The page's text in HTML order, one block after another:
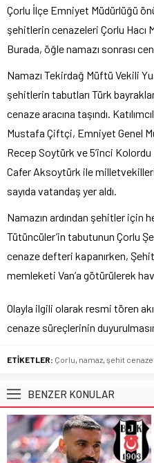
Çorlu İlçe Emniyet Müdürlüğü
şehitlerin cenazeleri Çorlu Hacı
Burada, öğle namazı sonrası
Namazı Tekirdağ Müftü Vekili
şehitlerin tabutları Türk
cenaze aracına taşındı.
Mustafa Çiftçi, Emniyet Genel
Recep Soytürk ve 5’inci
Cafer Aksoytürk ile
sayıda vatandaş yer aldı.
Namazın ardından şehitler için
Tütüncüler’in tabutunun Çorlu
cenaze defteri kapanırken,
memleketi Van’a götürülerek
Olayla ilgili olarak resmi tören
cenaze süreçlerinin
ETİKETLER: Çorlu, namaz, şehit
BENZER KONULAR